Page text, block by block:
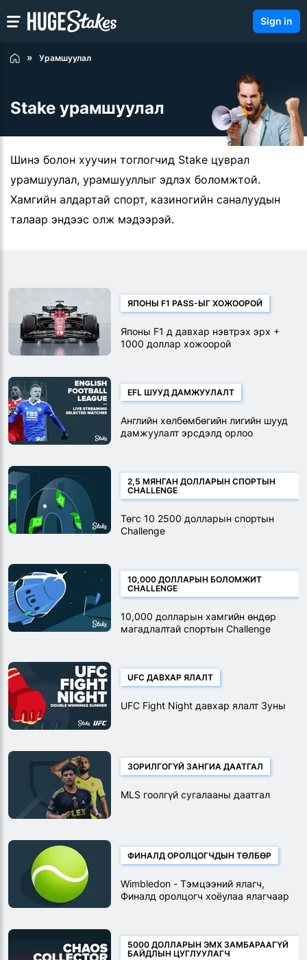
Sign in
Урамшуулал
Stake урамшуулал
Шинэ болон хуучин тоглогчид Stake цуврал
урамшуулал, урамшууллыг эдлэх боломжтой.
Хамгийн алдартай спорт, казиногийн саналуудын
талаар эндээс олж мэдээрэй.
ЯПОНЫ F1 PASS-ЫГ ХОЖООРОЙ
Японы F1 д давхар нэвтрэх эрх +
1000 доллар хожоорой
EFL ШУУД ДАМЖУУЛАЛТ
Английн хөлбөмбөгийн лигийн шууд
дамжуулалт эрсдэлд орлоо
2,5 МЯНГАН ДОЛЛАРЫН СПОРТЫН
CHALLENGE
Төгс 10 2500 долларын спортын
Challenge
10,000 ДОЛЛАРЫН БОЛОМЖИТ
CHALLENGE
10,000 долларын хамгийн өндөр
магадлалтай спортын Challenge
UFC ДАВХАР ЯЛАЛТ
UFC Fight Night давхар ялалт Зуны
ЗОРИЛГОГҮЙ ЗАНГИА ДААТГАЛ
MLS гоолгүй сугалааны даатгал
ФИНАЛД ОРОЛЦОГЧДЫН ТӨЛБӨР
Wimbledon - Тэмцээний ялагч,
Финалд оролцогч хоёулаа ялагчаар
5000 ДОЛЛАРЫН ЭМХ ЗАМБАРААГҮЙ
БАЙДЛЫН ЦУГЛУУЛАГЧ